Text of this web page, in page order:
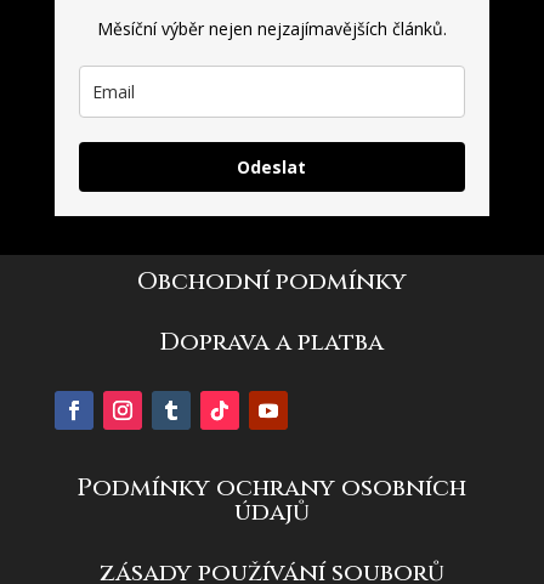
Měsíční výběr nejen nejzajímavějších článků.
Odeslat
Obchodní podmínky
Doprava a platba
Podmínky ochrany osobních
údajů
zásady používání souborů